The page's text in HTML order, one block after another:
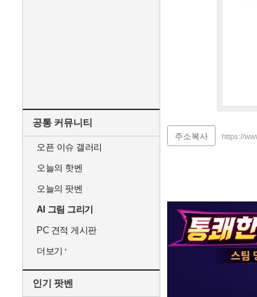
공통 커뮤니티
오픈 이슈 갤러리
오늘의 핫벤
오늘의 팟벤
AI 그림 그리기
PC 견적 게시판
더보기
인기 팟벤
주소복사 https://